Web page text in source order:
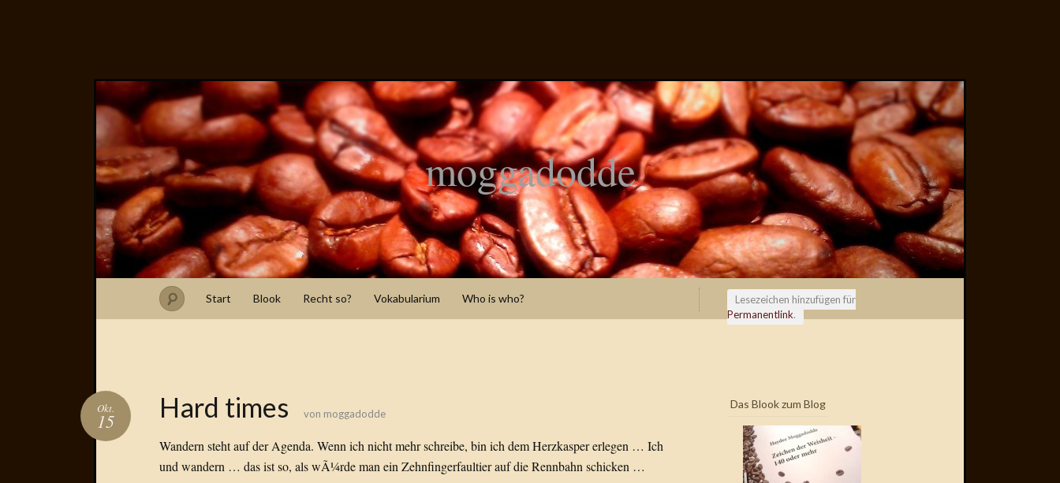
moggadodde
Start Blook Recht so? Vokabularium Who is who?
Lesezeichen hinzufügen für
Permanentlink.
Hard times
Okt.
15 von moggadodde
Wandern steht auf der Agenda. Wenn ich nicht mehr schreibe, bin ich dem Herzkasper erlegen … Ich
und wandern … das ist so, als wÃ¼rde man ein Zehnfingerfaultier auf die Rennbahn schicken …
Das Blook zum Blog